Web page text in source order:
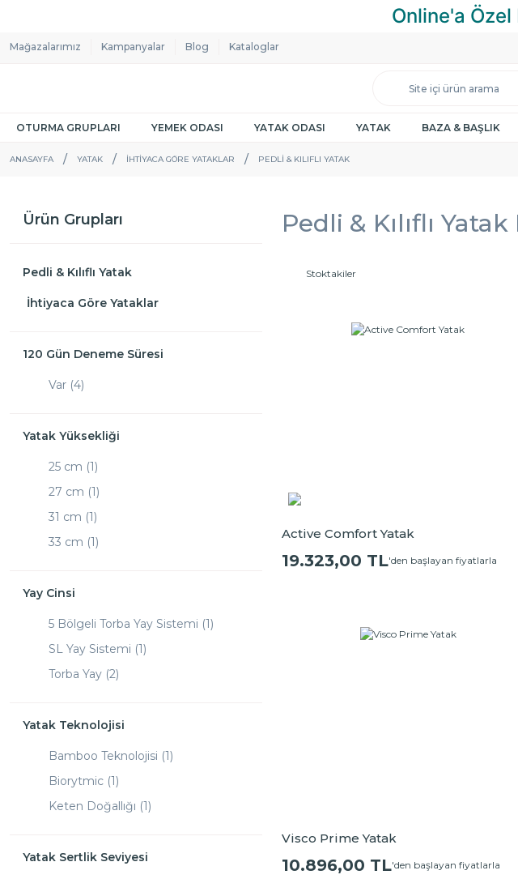
Mağazalarımız Kampanyalar Blog Kataloglar
OTURMA GRUPLARI YEMEK ODASI YATAK ODASI YATAK BAZA & BAŞLIK
ANASAYFA YATAK İHTIYACA GÖRE YATAKLAR PEDLI & KILIFLI YATAK
Ürün Grupları
Pedli & Kılıflı Yatak
İhtiyaca Göre Yataklar
120 Gün Deneme Süresi
Var (4)
Yatak Yüksekliği
25 cm (1)
27 cm (1)
31 cm (1)
33 cm (1)
Yay Cinsi
5 Bölgeli Torba Yay Sistemi (1)
SL Yay Sistemi (1)
Torba Yay (2)
Yatak Teknolojisi
Bamboo Teknolojisi (1)
Biorytmic (1)
Keten Doğallığı (1)
Yatak Sertlik Seviyesi
Pedli & Kılıflı
Stoktakiler
Active Comfort Yatak
19.323,00 TL'den başlayan fiyatlarla
Visco Prime Yatak
10.896,00 TL'den başlayan fiyatlarla